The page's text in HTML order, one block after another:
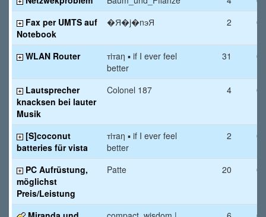
Fax per UMTS auf
Notebook
�Я�j�nэЯ 2
WLAN Router
тiтaη ▪ if I ever feel
better
31
Lautsprecher
knacksen bei lauter
Musik
Colonel 187 4
[S]coconut
batteries für vista
тiтaη ▪ if I ever feel
better
2
PC Aufrüstung,
möglichst
Preis/Leistung
Patte 20